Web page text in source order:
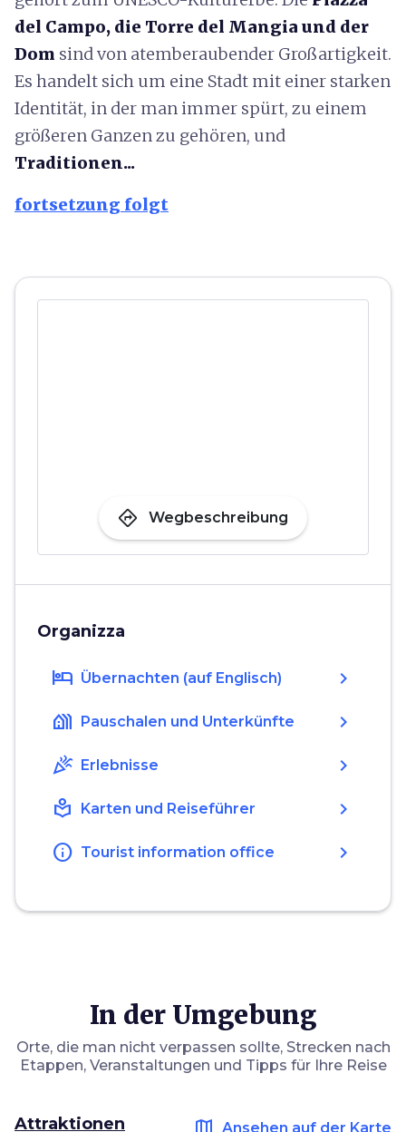
del Campo, die Torre del Mangia und der
Dom sind von atemberaubender Großartigkeit.
Es handelt sich um eine Stadt mit einer starken
Identität, in der man immer spürt, zu einem
größeren Ganzen zu gehören, und
Traditionen...
fortsetzung folgt
directions Wegbeschreibung
Organizza
hotel Übernachten (auf Englisch) chevron_right
holiday_village Pauschalen und Unterkünfte chevron_right
celebration Erlebnisse chevron_right
local_library Karten und Reiseführer chevron_right
info Tourist information office chevron_right
In der Umgebung
Orte, die man nicht verpassen sollte, Strecken nach
Etappen, Veranstaltungen und Tipps für Ihre Reise
Attraktionen map Ansehen auf der Karte